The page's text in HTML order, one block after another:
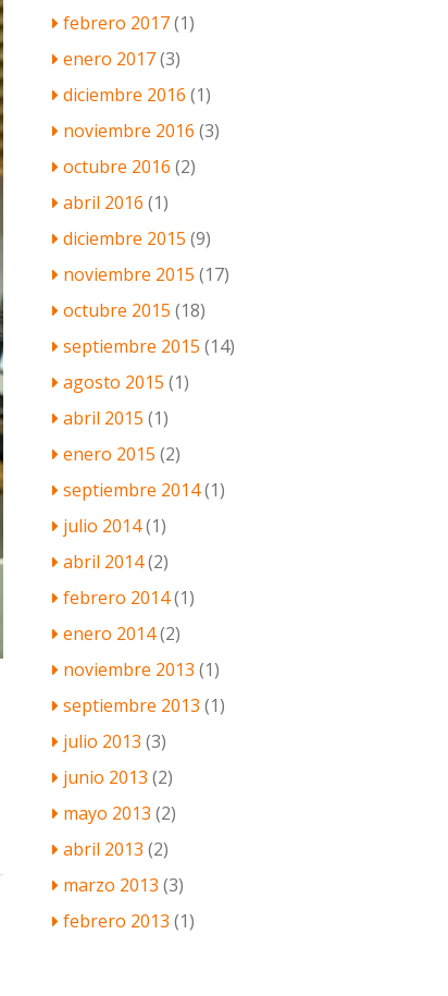
febrero 2017(1)
enero 2017(3)
diciembre 2016 (1)
noviembre 2016 (3)
octubre 2016 (2)
abril 2016 (1)
diciembre 2015 (9)
noviembre 2015 (17)
octubre 2015 (18)
septiembre 2015 (14)
agosto 2015 (1)
abril 2015 (1)
enero 2015 (2)
septiembre 2014(1)
julio 2014(1)
abril 2014(2)
febrero 2014(1)
enero 2014(2)
noviembre 2013 (1)
septiembre 2013 (1)
julio 2013 (3)
junio 2013 (2)
mayo 2013 (2)
abril 2013 (2)
marzo 2013 (3)
febrero 2013 (1)